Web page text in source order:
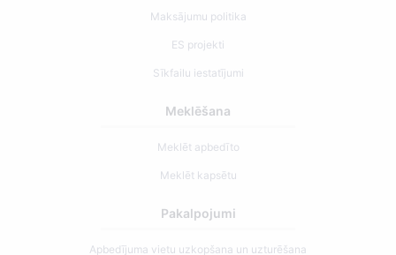
Maksājumu politika
ES projekti
Sīkfailu iestatījumi
Meklēšana
Meklēt apbedīto
Meklēt kapsētu
Pakalpojumi
Apbedījuma vietu uzkopšana un uzturēšana